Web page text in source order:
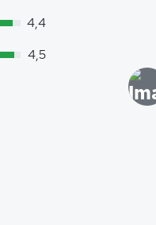
4,4
4,5